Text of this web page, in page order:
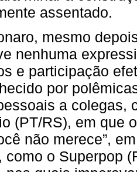
assentado.
mesmo
nenhuma
e participação
por
a colegas,
(PT/RS), em que
não merece”,
como o Superpop